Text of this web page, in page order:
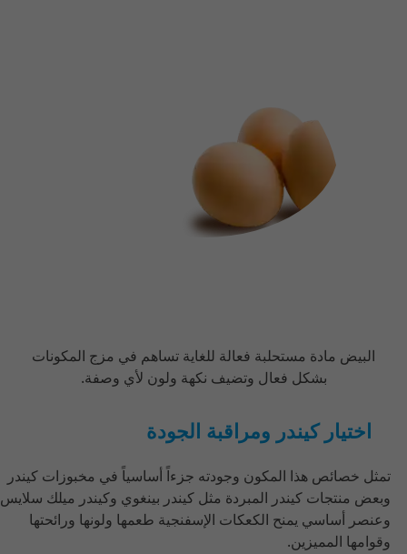
البيض مادة مستحلبة فعالة للغاية تساهم في مزج المكونات
بشكل فعال وتضيف نكهة ولون لأي وصفة.
اختيار كيندر ومراقبة الجودة
تمثل خصائص هذا المكون وجودته جزءاً أساسياً في مخبوزات كيندر
وبعض منتجات كيندر المبردة مثل كيندر بينغوي وكيندر ميلك سلايس
وعنصر أساسي يمنح الكعكات الإسفنجية طعمها ولونها ورائحتها
وقوامها المميزين.